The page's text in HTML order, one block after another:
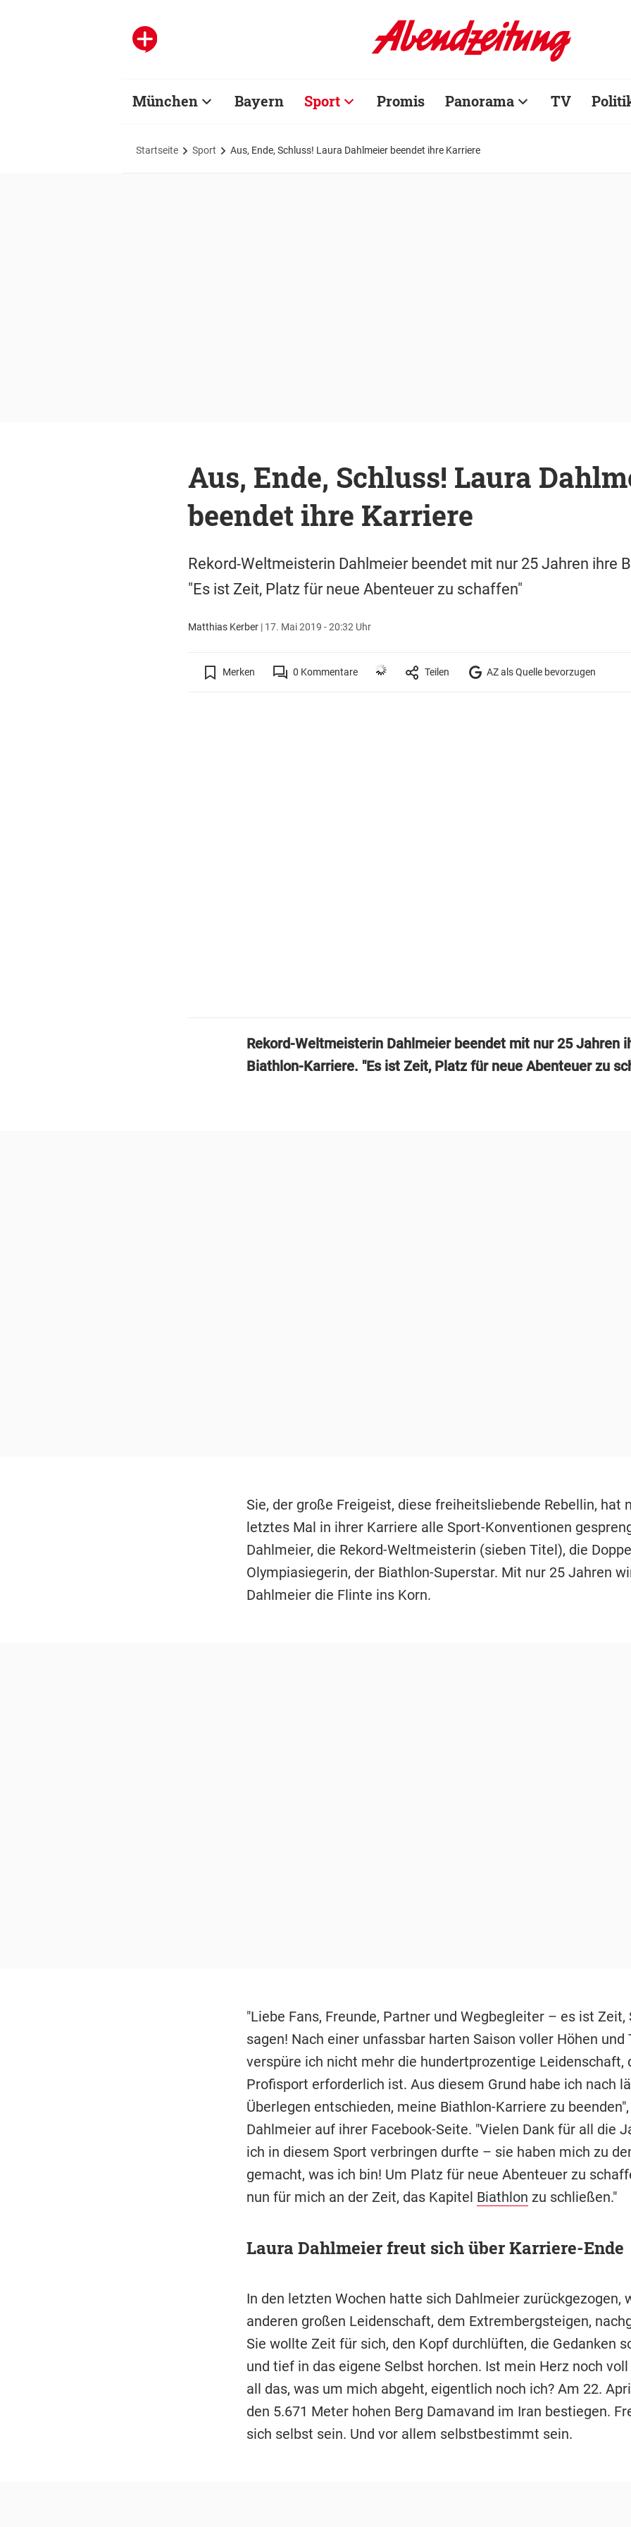
München Bayern Sport Promis Panorama TV
Startseite Sport Aus, Ende, Schluss! Laura Dahlmeier beendet ihre Karriere
Aus, Ende, Schluss! Laura
beendet ihre Karriere
Rekord-Weltmeisterin Dahlmeier beendet mit nur 25 Jahren ihre
"Es ist Zeit, Platz für neue Abenteuer zu schaffen"
Matthias Kerber| 17. Mai 2019 - 20:32 Uhr
Merken 0 Kommentare Teilen AZ als Quelle bevorzugen
Rekord-Weltmeisterin Dahlmeier beendet mit nur 25 Jahren
Biathlon-Karriere. "Es ist Zeit, Platz für neue Abenteuer zu
Sie, der große Freigeist, diese freiheitsliebende Rebellin, hat
letztes Mal in ihrer Karriere alle Sport-Konventionen
Dahlmeier, die Rekord-Weltmeisterin (sieben Titel), die
Olympiasiegerin, der Biathlon-Superstar. Mit nur 25 Jahren
Dahlmeier die Flinte ins Korn.
"Liebe Fans, Freunde, Partner und Wegbegleiter – es ist Zeit,
sagen! Nach einer unfassbar harten Saison voller Höhen und
verspüre ich nicht mehr die hundertprozentige Leidenschaft,
Profisport erforderlich ist. Aus diesem Grund habe ich nach
Überlegen entschieden, meine Biathlon-Karriere zu
Dahlmeier auf ihrer Facebook-Seite. "Vielen Dank für all die
ich in diesem Sport verbringen durfte – sie haben mich zu
gemacht, was ich bin! Um Platz für neue Abenteuer zu
nun für mich an der Zeit, das Kapitel Biathlon zu schließen."
Laura Dahlmeier freut sich über Karriere-Ende
In den letzten Wochen hatte sich Dahlmeier zurückgezogen,
anderen großen Leidenschaft, dem Extrembergsteigen,
Sie wollte Zeit für sich, den Kopf durchlüften, die Gedanken
und tief in das eigene Selbst horchen. Ist mein Herz noch voll
all das, was um mich abgeht, eigentlich noch ich? Am 22.
den 5.671 Meter hohen Berg Damavand im Iran bestiegen.
sich selbst sein. Und vor allem selbstbestimmt sein.